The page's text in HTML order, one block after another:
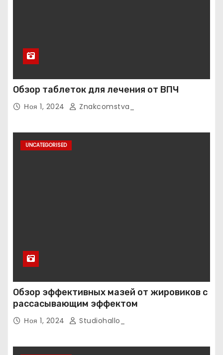
Обзор таблеток для лечения от ВПЧ
Ноя 1, 2024 Znakcomstva_
UNCATEGORISED
Обзор эффективных мазей от жировиков с
рассасывающим эффектом
Ноя 1, 2024 Studiohallo_